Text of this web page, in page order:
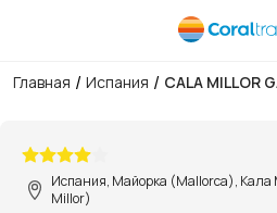
Главная / Испания / CALA MILLOR
Испания, Майорка (Mallorca), Кала
Millor)